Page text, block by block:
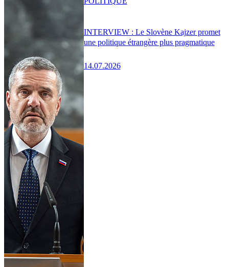
INTERVIEW : Le Slovène Kajzer promet
une politique étrangère plus pragmatique
14.07.2026